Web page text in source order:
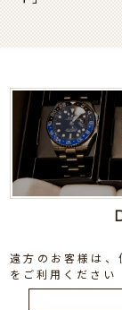
遠方のお客様は
をご利用ください